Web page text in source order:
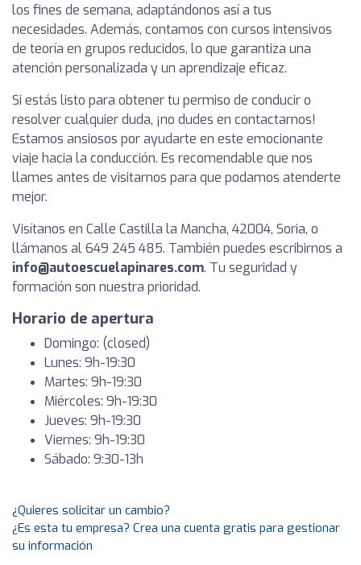
los fines de semana, adaptándonos así a tus
necesidades. Además, contamos con cursos intensivos
de teoría en grupos reducidos, lo que garantiza una
atención personalizada y un aprendizaje eficaz.
Si estás listo para obtener tu permiso de conducir o
resolver cualquier duda, ¡no dudes en contactarnos!
Estamos ansiosos por ayudarte en este emocionante
viaje hacia la conducción. Es recomendable que nos
llames antes de visitarnos para que podamos atenderte
mejor.
Visítanos en Calle Castilla la Mancha, 42004, Soria, o
llámanos al 649 245 485. También puedes escribirnos a
info@autoescuelapinares.com. Tu seguridad y
formación son nuestra prioridad.
Horario de apertura
Domingo: (closed)
Lunes: 9h-19:30
Martes: 9h-19:30
Miércoles: 9h-19:30
Jueves: 9h-19:30
Viernes: 9h-19:30
Sábado: 9:30-13h
¿Quieres solicitar un cambio?
¿Es esta tu empresa? Crea una cuenta gratis para gestionar
su información